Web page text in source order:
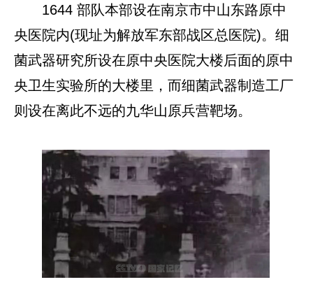
1644 部队本部设在南京市中山东路原中
央医院内(现址为解放军东部战区总医院)。细
菌武器研究所设在原中央医院大楼后面的原中
央卫生实验所的大楼里，而细菌武器制造工厂
则设在离此不远的九华山原兵营靶场。